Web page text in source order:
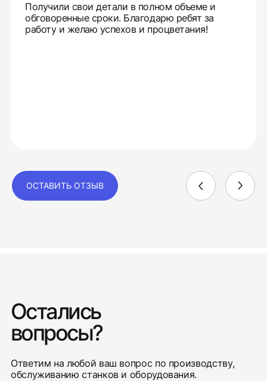
Получили свои детали в полном объеме и
обговоренные сроки. Благодарю ребят за
работу и желаю успехов и процветания!
ОСТАВИТЬ ОТЗЫВ
Остались
вопросы?
Ответим на любой ваш вопрос по производству,
обслуживанию станков и оборудования.